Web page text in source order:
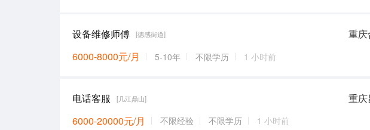
设备维修师傅 [德感街道]
6000-8000元/月 5-10年 不限学历 1 小时前
重
电话客服 [几江鼎山]
6000-20000元/月 不限经验 不限学历 1 小时前
重